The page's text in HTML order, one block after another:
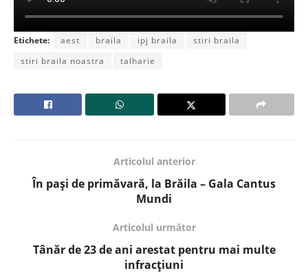
Etichete: aest braila ipj braila
stiri braila
stiri braila noastra
talharie
Articolul anterior
În pași de primăvară, la Brăila – Gala Cantus
Mundi
Articolul următor
Tânăr de 23 de ani arestat pentru mai multe
infracțiuni